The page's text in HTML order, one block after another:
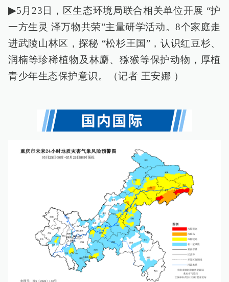
▶5月23日，区生态环境局联合相关单位开展 “护
一方生灵 泽万物共荣”主量研学活动。8个家庭走
进武陵山林区，探秘 “松杉王国”，认识红豆杉、
润楠等珍稀植物及林麝、猕猴等保护动物，厚植
青少年生态保护意识。（记者 王安娜 ）